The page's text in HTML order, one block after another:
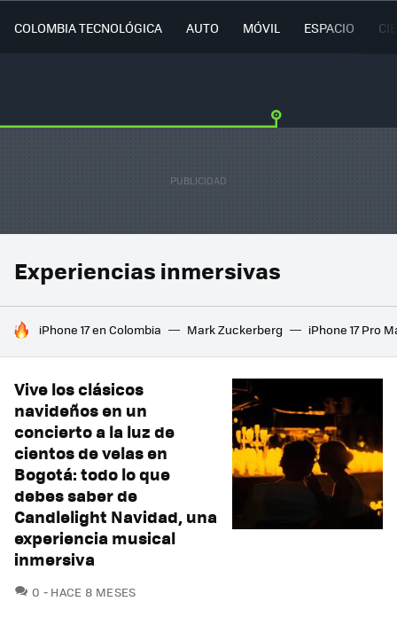
COLOMBIA TECNOLÓGICA AUTO MÓVIL ESPACIO
Experiencias inmersivas
HOY SE HABLA DE
iPhone 17 en Colombia Mark Zuckerberg iPhone 17 Pro
Vive los clásicos
navideños en un
concierto a la luz de
cientos de velas en
Bogotá: todo lo que
debes saber de
Candlelight Navidad, una
experiencia musical
inmersiva
0 COMENTARIOS
HACE 8 MESES